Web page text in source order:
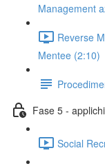
Management
Reverse
Mentee (2:10)
Fase 5 -
Social